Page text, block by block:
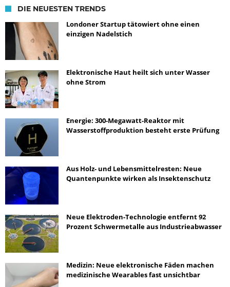
DIE NEUESTEN TRENDS
Londoner Startup tätowiert ohne einen
einzigen Nadelstich
Elektronische Haut heilt sich unter Wasser
ohne Strom
Energie: 300-Megawatt-Reaktor mit
Wasserstoffproduktion besteht erste Prüfung
Aus Holz- und Lebensmittelresten: Neue
Quantenpunkte wirken als Insektenschutz
Neue Elektroden-Technologie entfernt 92
Prozent Schwermetalle aus Industrieabwasser
Medizin: Neue elektronische Fäden machen
medizinische Wearables fast unsichtbar